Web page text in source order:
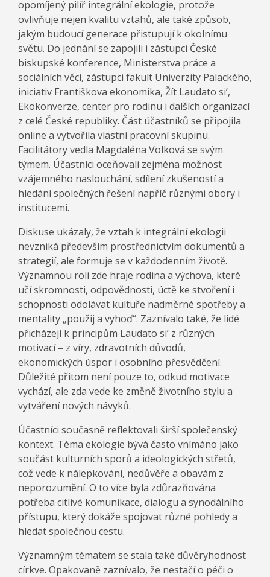
opomíjený pilíř integrální ekologie, protože
ovlivňuje nejen kvalitu vztahů, ale také způsob,
jakým budoucí generace přistupují k okolnímu
světu. Do jednání se zapojili i zástupci České
biskupské konference, Ministerstva práce a
sociálních věcí, zástupci fakult Univerzity Palackého,
iniciativ Františkova ekonomika, Žít Laudato si’,
Ekokonverze, center pro rodinu i dalších organizací
z celé České republiky. Část účastníků se připojila
online a vytvořila vlastní pracovní skupinu.
Facilitátory vedla Magdaléna Volková se svým
týmem. Účastníci oceňovali zejména možnost
vzájemného naslouchání, sdílení zkušeností a
hledání společných řešení napříč různými obory i
institucemi.
Diskuse ukázaly, že vztah k integrální ekologii
nevzniká především prostřednictvím dokumentů a
strategií, ale formuje se v každodenním životě.
Významnou roli zde hraje rodina a výchova, které
učí skromnosti, odpovědnosti, úctě ke stvoření i
schopnosti odolávat kultuře nadměrné spotřeby a
mentality „použij a vyhoď“. Zaznívalo také, že lidé
přicházejí k principům Laudato si’ z různých
motivací – z víry, zdravotních důvodů,
ekonomických úspor i osobního přesvědčení.
Důležité přitom není pouze to, odkud motivace
vychází, ale zda vede ke změně životního stylu a
vytváření nových návyků.
Účastníci současně reflektovali širší společenský
kontext. Téma ekologie bývá často vnímáno jako
součást kulturních sporů a ideologických střetů,
což vede k nálepkování, nedůvěře a obavám z
neporozumění. O to více byla zdůrazňována
potřeba citlivé komunikace, dialogu a synodálního
přístupu, který dokáže spojovat různé pohledy a
hledat společnou cestu.
Významným tématem se stala také důvěryhodnost
církve. Opakovaně zaznívalo, že nestačí o péči o